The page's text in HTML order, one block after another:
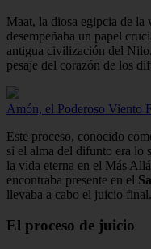
Maat, la diosa egipcia de
desempeñaba un papel
antigua civilización del
pesaje del corazón de los
Amón, el Poderoso Viento
Este proceso, conocido
si el alma del difunto era lo
la vida eterna en el Más
encontraba presente en el
llevaba a cabo el juicio final.
El proceso de juicio